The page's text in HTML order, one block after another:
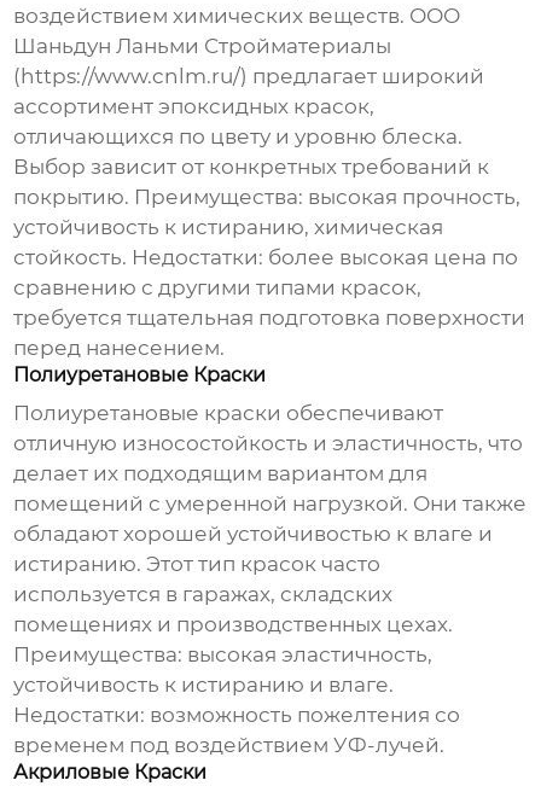
воздействием химических веществ. ООО
Шаньдун Ланьми Стройматериалы
( https://www.cnlm.ru/) предлагает широкий
ассортимент эпоксидных красок,
отличающихся по цвету и уровню блеска.
Выбор зависит от конкретных требований к
покрытию. Преимущества: высокая прочность,
устойчивость к истиранию, химическая
стойкость. Недостатки: более высокая цена по
сравнению с другими типами красок,
требуется тщательная подготовка поверхности
перед нанесением.
Полиуретановые Краски
Полиуретановые краски обеспечивают
отличную износостойкость и эластичность, что
делает их подходящим вариантом для
помещений с умеренной нагрузкой. Они также
обладают хорошей устойчивостью к влаге и
истиранию. Этот тип красок часто
используется в гаражах, складских
помещениях и производственных цехах.
Преимущества: высокая эластичность,
устойчивость к истиранию и влаге.
Недостатки: возможность пожелтения со
временем под воздействием УФ-лучей.
Акриловые Краски